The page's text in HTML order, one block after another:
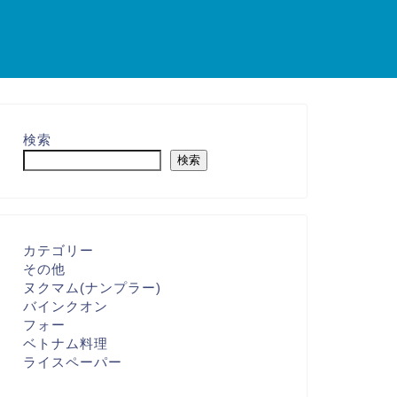
検索
検索
カテゴリー
その他
ヌクマム(ナンプラー)
バインクオン
フォー
ベトナム料理
ライスペーパー